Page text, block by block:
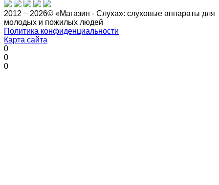
2012 – 2026© «Магазин - Слуха»: слуховые аппараты для
молодых и пожилых людей
Политика конфиденциальности
Карта сайта
0
0
0